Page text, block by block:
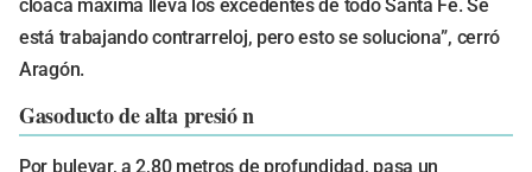
cloaca máxima lleva los excedentes de todo Santa Fe. Se
está trabajando contrarreloj, pero esto se soluciona”, cerró
Aragón.
Gasoducto de alta presió n
Por bulevar, a 2,80 metros de profundidad, pasa un